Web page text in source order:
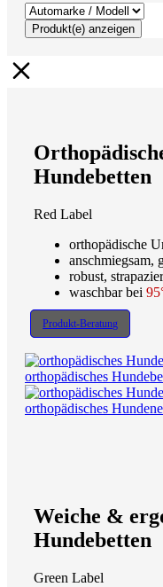
Produkt(e) anzeigen
Hundebetten
Red Label
orthopädische
anschmiegsam,
robust,
waschbar bei
Produkt-Beratung
orthopädisches
orthopädisches
Weiche &
Hundebetten
Green Label